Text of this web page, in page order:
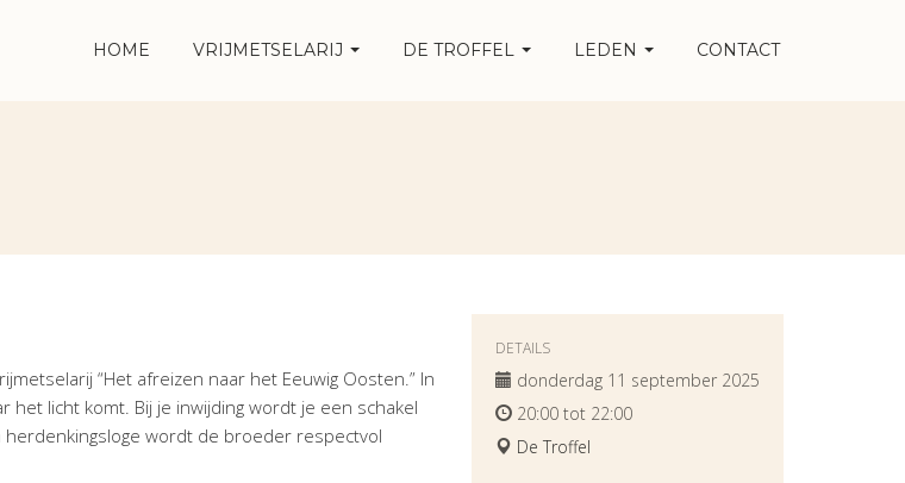
HOME VRIJMETSELARIJ DE TROFFEL LEDEN CONTACT
“Het afreizen naar het Eeuwig Oosten.” In
licht komt. Bij je inwijding wordt je een schakel
wordt de broeder respectvol
DETAILS
donderdag 11 september 2025
20:00 tot 22:00
De Troffel